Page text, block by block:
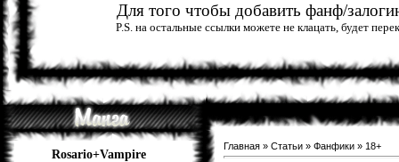
Для того чтобы добавить фанф/
P.S. на остальные ссылки можете не клацать, будет
Rosario+Vampire
Главная » Статьи » Фанфики » 18+